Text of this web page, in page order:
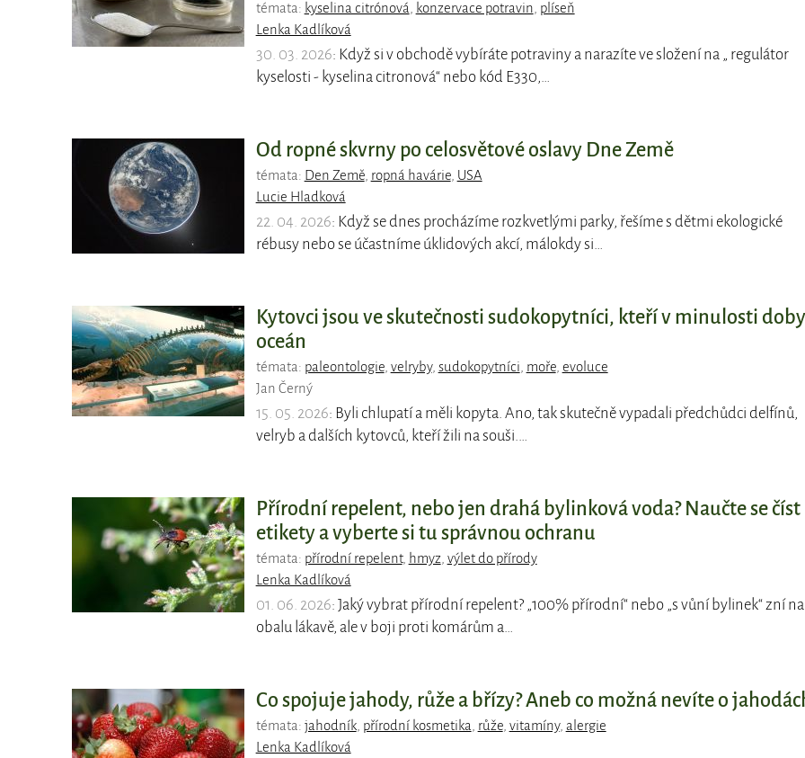
témata: kyselina citrónová konzervace potravin plíseň
Lenka Kadlíková
30. 03. 2026: Když si v obchodě vybíráte potraviny a narazíte ve složení na „ regulátor
kyselosti - kyselina citronová“ nebo kód E330,…
Od ropné skvrny po celosvětové oslavy Dne Země
témata: Den Země, ropná havárie, USA
Lucie Hladková
22. 04. 2026: Když se dnes procházíme rozkvetlými parky, řešíme s dětmi ekologické
rébusy nebo se účastníme úklidových akcí, málokdy si…
Kytovci jsou ve skutečnosti sudokopytníci, kteří v minulosti
oceán
témata: paleontologie, velryby, sudokopytníci moře, evoluce
Jan Černý
15. 05. 2026: Byli chlupatí a měli kopyta. Ano, tak skutečně vypadali předchůdci delfínů,
velryb a dalších kytovců, kteří žili na souši.…
Přírodní repelent, nebo jen drahá bylinková voda? Naučte se číst
etikety a vyberte si tu správnou ochranu
témata: přírodní repelent, hmyz, výlet do přírody
Lenka Kadlíková
01. 06. 2026: Jaký vybrat přírodní repelent? „100% přírodní“ nebo „s vůní bylinek“ zní na
obalu lákavě, ale v boji proti komárům a…
Co spojuje jahody, růže a břízy? Aneb co možná nevíte o
témata: jahodník, přírodní kosmetika růže, vitamíny, alergie
Lenka Kadlíková